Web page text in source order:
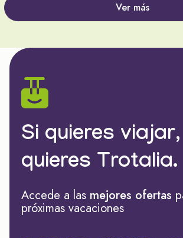
Ver más
Si quieres viajar,
quieres Trotalia.
Accede a las mejores ofertas
próximas vacaciones